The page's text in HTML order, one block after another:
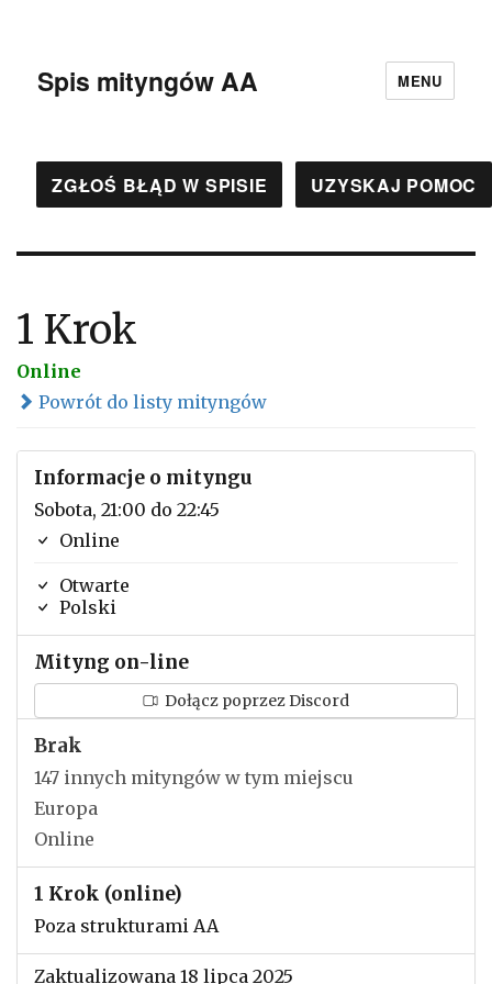
Spis mityngów AA MENU
ZGŁOŚ BŁĄD W SPISIE UZYSKAJ POMOC
1 Krok
Online
Powrót do listy mityngów
Informacje o mityngu
Sobota, 21:00 do 22:45
Online
Otwarte
Polski
Mityng on-line
Dołącz poprzez Discord
Brak
147 innych mityngów w tym miejscu
Europa
Online
1 Krok (online)
Poza strukturami AA
Zaktualizowana 18 lipca 2025